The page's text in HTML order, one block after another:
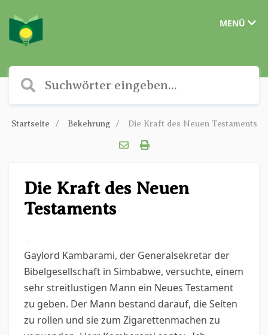
MENÜ
Startseite Bekehrung Die Kraft des Neuen Testaments
Die Kraft des Neuen
Testaments
Gaylord Kambarami, der Generalsekretär der
Bibelgesellschaft in Simbabwe, versuchte, einem
sehr streitlustigen Mann ein Neues Testament
zu geben. Der Mann bestand darauf, die Seiten
zu rollen und sie zum Zigarettenmachen zu